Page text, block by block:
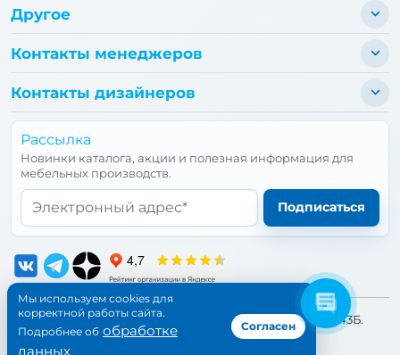
Мы используем cookies для
корректной работы сайта.
Подробнее об обработке
данных.
Согласен
Другое
Контакты менеджеров
Контакты дизайнеров
Рассылка
Новинки каталога, акции и полезная информация для
мебельных производств.
Email* Подписаться
📍 Адрес: Санкт-Петербург, улица Бухарестская, дом 43Б.
©1997-2026Петропрофиль. Все права защищены.